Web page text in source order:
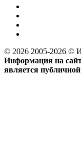
© 2026 2005-2026 ©
Информация на
является